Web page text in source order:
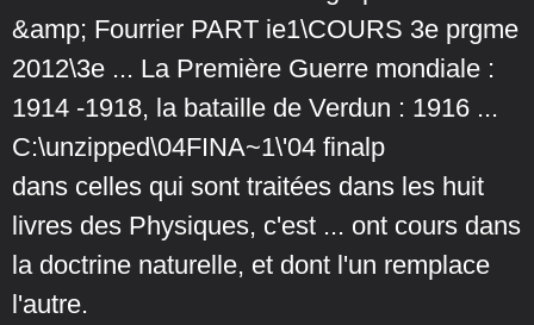
&amp; Fourrier PART ie1\COURS 3e prgme
2012\3e ... La Première Guerre mondiale :
1914 -1918, la bataille de Verdun : 1916 ...
C:\unzipped\04FINA~1\'04 finalp
dans celles qui sont traitées dans les huit
livres des Physiques, c'est ... ont cours dans
la doctrine naturelle, et dont l'un remplace
l'autre.